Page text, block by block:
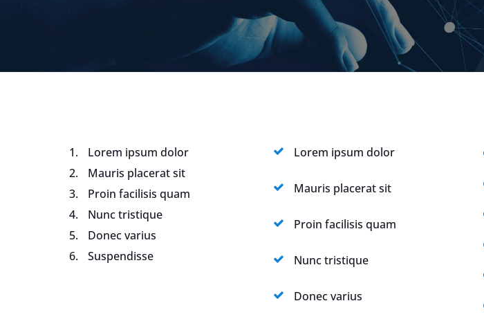
Internet pre rodinné domy
+ televízia
Cenník
Televízia + Internet pre
rodinné domy
Cenník
Lorem ipsum dolor
Mauris placerat sit
Proin facilisis quam
Nunc tristique
Donec varius
Suspendisse
Lorem ipsum dolor
Mauris placerat sit
Proin facilisis quam
Nunc tristique
Donec varius